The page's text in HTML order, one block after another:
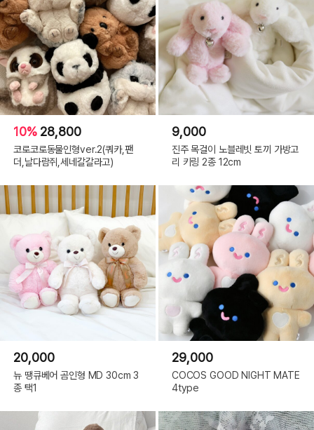
10% 28,800
코로코로동물인형ver.2(쿼카,팬
더,날다람쥐,세네갈갈라고)
9,000
진주 목걸이 노블레빗 토끼 가방고
리 키링 2종 12cm
20,000
뉴 땡큐베어 곰인형 MD 30cm 3
종 택1
29,000
COCOS GOOD NIGHT MATE
4type